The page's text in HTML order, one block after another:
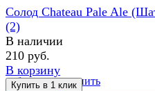
избранное сравнить
Солод Chateau Pale Ale
(2)
В наличии
210 руб.
В корзину